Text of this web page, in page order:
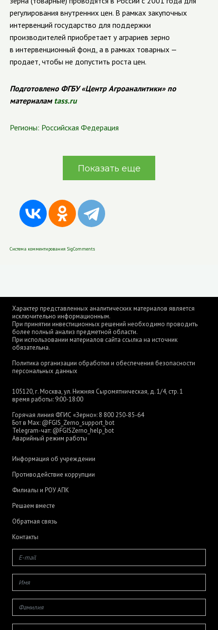
регулирования внутренних цен. В рамках закупочных
интервенций государство для поддержки
производителей приобретает у аграриев зерно
в интервенционный фонд, а в рамках товарных —
продает, чтобы не допустить роста цен.
Подготовлено ФГБУ «Центр Агроаналитики» по
материалам tass.ru
Регионы: Российская Федерация
Показать еще
Система комментирования SigComments
Характер представленных аналитических материалов является
исключительно информационным.
При принятии инвестиционных решений необходимо проводить
более полный анализ предметной области.
При использовании материалов сайта ссылка на источник
обязательна.
Политика организации обработки и обеспечения безопасности
персональных данных
105120, г. Москва, ул. Нижняя Сыромятническая, д. 1/4, стр. 1
время работы: 9:00-18:00
Горячая линия ФГИС «Зерно»: 8 800 250-85-64
Бот в Max: @FGIS_Zerno_support_bot
Telegram-чат: @FGISZerno_help_bot
Аварийный режим работы
Информация об учреждении
Противодействие коррупции
Филиалы и РОУ АПК
Решаем вместе
Обратная связь
Контакты